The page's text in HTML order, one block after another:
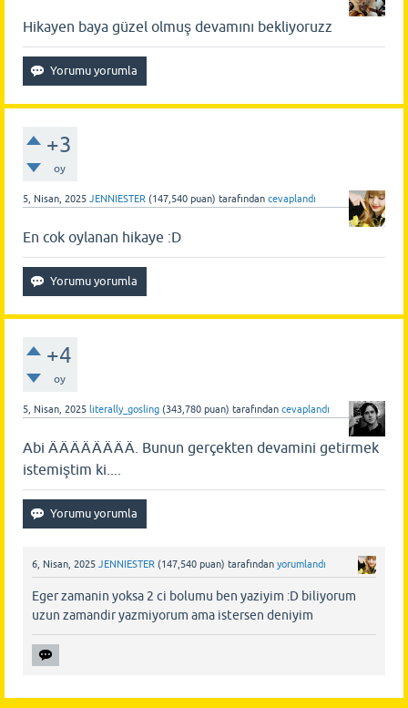
Hikayen baya güzel olmuş devamını bekliyoruzz
+3
oy
5, Nisan, 2025 JENNIESTER (147,540 puan) tarafından cevaplandı
En cok oylanan hikaye :D
+4
oy
5, Nisan, 2025 literally_gosling (343,780 puan) tarafından cevaplandı
Abi ÄÄÄÄÄÄÄÄ. Bunun gerçekten devamini getirmek
istemiştim ki....
6, Nisan, 2025 JENNIESTER (147,540 puan) tarafından yorumlandı
Eger zamanin yoksa 2 ci bolumu ben yaziyim :D biliyorum
uzun zamandir yazmiyorum ama istersen deniyim